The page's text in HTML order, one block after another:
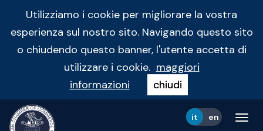
Utilizziamo i cookie per migliorare la vostra
esperienza sul nostro sito. Navigando questo sito
o chiudendo questo banner, l'utente accetta di
utilizzare i cookie. maggiori
informazioni
chiudi
it en